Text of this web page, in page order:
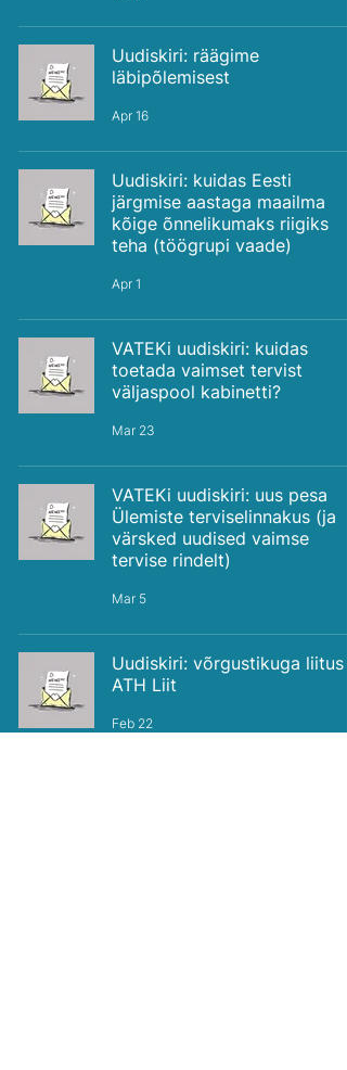
Uudiskiri: räägime
läbipõlemisest
Apr 16
Uudiskiri: kuidas Eesti
järgmise aastaga maailma
kõige õnnelikumaks riigiks
teha (töögrupi vaade)
Apr 1
VATEKi uudiskiri: kuidas
toetada vaimset tervist
väljaspool kabinetti?
Mar 23
VATEKi uudiskiri: uus pesa
Ülemiste terviselinnakus (ja
värsked uudised vaimse
tervise rindelt)
Mar 5
Uudiskiri: võrgustikuga liitus
ATH Liit
Feb 22